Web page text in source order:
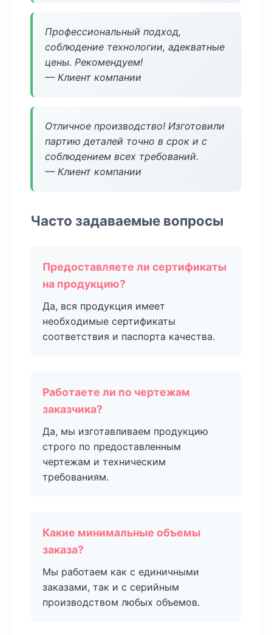
Профессиональный подход,
соблюдение технологии, адекватные
цены. Рекомендуем!
— Клиент компании
Отличное производство! Изготовили
партию деталей точно в срок и с
соблюдением всех требований.
— Клиент компании
Часто задаваемые вопросы
Предоставляете ли сертификаты
на продукцию?
Да, вся продукция имеет
необходимые сертификаты
соответствия и паспорта качества.
Работаете ли по чертежам
заказчика?
Да, мы изготавливаем продукцию
строго по предоставленным
чертежам и техническим
требованиям.
Какие минимальные объемы
заказа?
Мы работаем как с единичными
заказами, так и с серийным
производством любых объемов.